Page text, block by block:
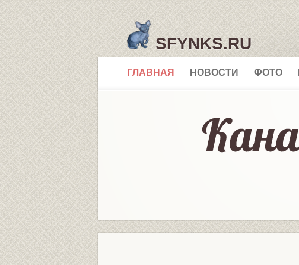
SFYNKS.RU
ГЛАВНАЯ НОВОСТИ ФОТО